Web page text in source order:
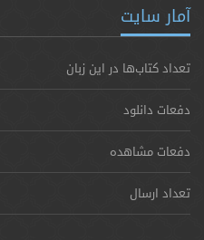
آمار سایت
تعداد کتاب‌ها در این زبان
دفعات دانلود
دفعات مشاهده
تعداد ارسال